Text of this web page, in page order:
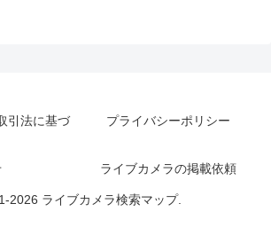
引法に基づ
プライバシーポリシー
ライブカメラの掲載依頼
2026 ライブカメラ検索マップ.